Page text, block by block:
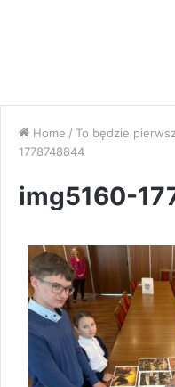
Home / To będzie
1778748844
img5160-